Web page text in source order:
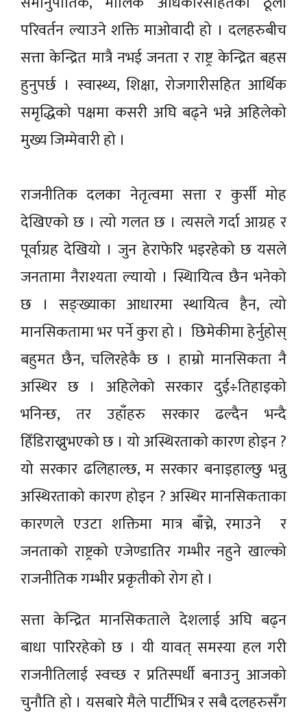
परिवर्तन ल्याउने शक्ति माओवादी हो । दलहरुबीच
सत्ता केन्द्रित मात्रै नभई जनता र राष्ट्र केन्द्रित बहस
हुनुपर्छ । स्वास्थ्य, शिक्षा, रोजगारीसहित आर्थिक
समृद्धिको पक्षमा कसरी अघि बढ्ने भन्ने अहिलेको
मुख्य जिम्मेवारी हो ।
राजनीतिक दलका नेतृत्वमा सत्ता र कुर्सी मोह
देखिएको छ । त्यो गलत छ । त्यसले गर्दा आग्रह र
पूर्वाग्रह देखियो । जुन हेराफेरि भइरहेको छ यसले
जनतामा नैराश्यता ल्यायो । स्थिायित्व छैन भनेको
छ । सङ्ख्याका आधारमा स्थायित्व हैन, त्यो
मानसिकतामा भर पर्ने कुरा हो । छिमेकीमा हेर्नुहोस्
बहुमत छैन, चलिरहेकै छ । हाम्रो मानसिकता नै
अस्थिर छ । अहिलेको सरकार दुई÷तिहाइको
भनिन्छ, तर उहाँहरु सरकार ढल्दैन भन्दै
हिँडिराख्नुभएको छ । यो अस्थिरताको कारण होइन ?
यो सरकार ढलिहाल्छ, म सरकार बनाइहाल्छु भन्नु
अस्थिरताको कारण होइन ? अस्थिर मानसिकताका
कारणले एउटा शक्तिमा मात्र बाँच्ने, रमाउने र
जनताको राष्ट्रको एजेण्डातिर गम्भीर नहुने खाल्को
राजनीतिक गम्भीर प्रकृतीको रोग हो ।
सत्ता केन्द्रित मानसिकताले देशलाई अघि बढ्न
बाधा पारिरहेको छ । यी यावत् समस्या हल गरी
राजनीतिलाई स्वच्छ र प्रतिस्पर्धी बनाउनु आजको
चुनौति हो । यसबारे मैले पार्टीभित्र र सबै दलहरुसँग